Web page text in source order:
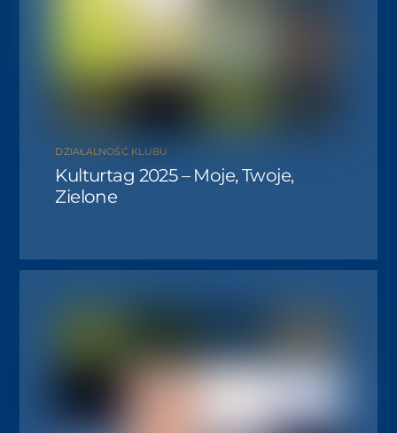
DZIAŁALNOŚĆ KLUBU
Kulturtag 2025 – Moje, Twoje,
Zielone